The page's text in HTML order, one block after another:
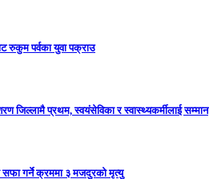
रुकुम पर्वका युवा पक्राउ
जिल्लामै प्रथम, स्वयंसेविका र स्वास्थ्यकर्मीलाई सम्मान
गर्ने क्रममा ३ मजदुरको मृत्यु